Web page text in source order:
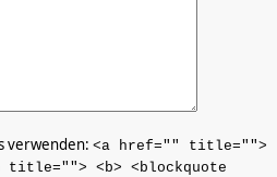
verwenden: <a href="" title="">
title=""> <b> <blockquote